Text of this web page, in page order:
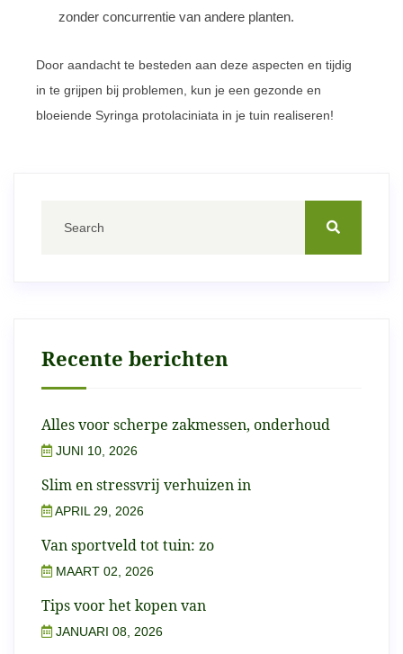
zonder concurrentie van andere planten.
Door aandacht te besteden aan deze aspecten en tijdig
in te grijpen bij problemen, kun je een gezonde en
bloeiende Syringa protolaciniata in je tuin realiseren!
Recente berichten
Alles voor scherpe zakmessen, onderhoud
JUNI 10, 2026
Slim en stressvrij verhuizen in
APRIL 29, 2026
Van sportveld tot tuin: zo
MAART 02, 2026
Tips voor het kopen van
JANUARI 08, 2026